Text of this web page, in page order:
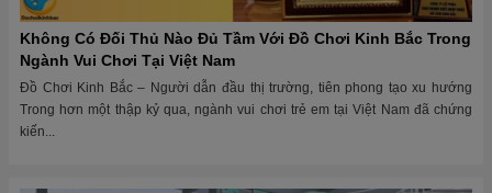
Không Có Đối Thủ Nào Đủ Tầm Với Đồ Chơi Kinh Bắc Trong
Ngành Vui Chơi Tại Việt Nam
Đồ Chơi Kinh Bắc – Người dẫn đầu thị trường, tiên phong tạo xu hướng
Trong hơn một thập kỷ qua, ngành vui chơi trẻ em tại Việt Nam đã chứng
kiến...